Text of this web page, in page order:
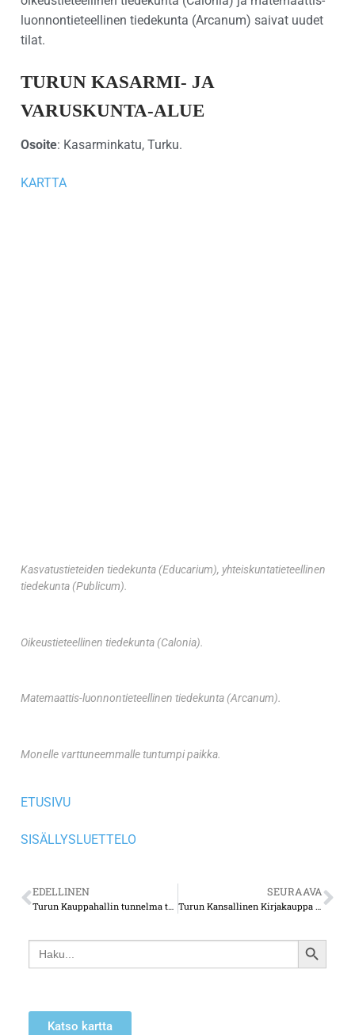
luonnontieteellinen tiedekunta (Arcanum) saivat uudet
tilat.
TURUN KASARMI- JA
VARUSKUNTA-ALUE
Osoite: Kasarminkatu, Turku.
KARTTA
Kasvatustieteiden tiedekunta (Educarium), yhteiskuntatieteellinen
tiedekunta (Publicum).
Oikeustieteellinen tiedekunta (Calonia).
Matemaattis-luonnontieteellinen tiedekunta (Arcanum).
Monelle varttuneemmalle tuntumpi paikka.
ETUSIVU
SISÄLLYSLUETTELO
EDELLINEN
Turun Kauppahallin tunnelma tuo mieleen lapsuusajan mukavia muistoja
SEURAAVA
Turun Kansallinen Kirjakauppa rakennuksineen on tärkeä osa turkulaista liike-elämää
Search
for:
SEARCH
Katso kartta